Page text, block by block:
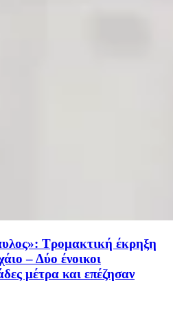
Τρομακτική έκρηξη
– Δύο ένοικοι
μέτρα και επέζησαν